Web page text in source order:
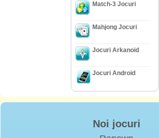
Match-3 Jocuri
Mahjong Jocuri
Jocuri Arkanoid
Jocuri Android
Noi jocuri